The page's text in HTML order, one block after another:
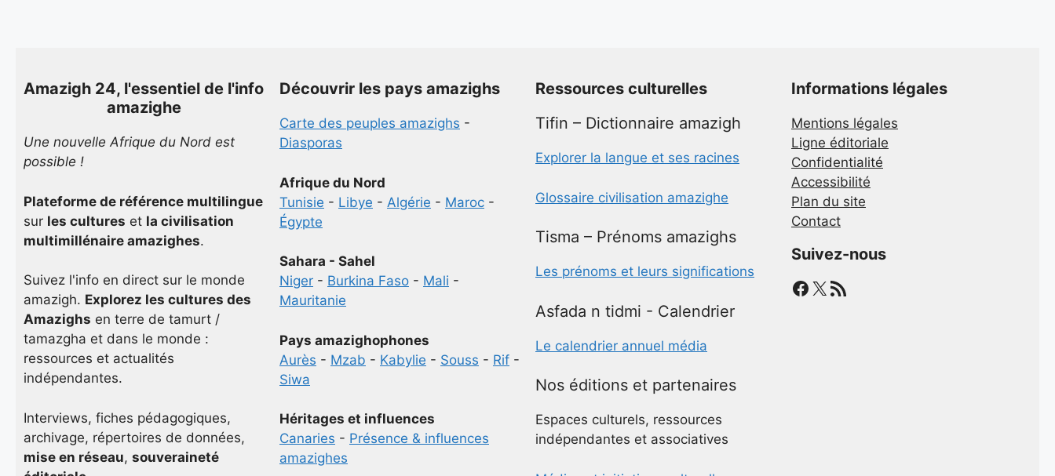
Amazigh 24, l'essentiel de l'info
amazighe
Une nouvelle Afrique du Nord est
possible !
Plateforme de référence multilingue
sur les cultures et la civilisation
multimillénaire amazighes.
Suivez l'info en direct sur le monde
amazigh. Explorez les cultures des
Amazighs en terre de tamurt /
tamazgha et dans le monde :
ressources et actualités
indépendantes.
Interviews, fiches pédagogiques,
archivage, répertoires de données,
mise en réseau, souveraineté
Découvrir les pays amazighs
Carte des peuples amazighs -
Diasporas
Afrique du Nord
Tunisie - Libye - Algérie - Maroc -
Égypte
Sahara - Sahel
Niger - Burkina Faso - Mali -
Mauritanie
Pays amazighophones
Aurès - Mzab - Kabylie - Souss - Rif -
Siwa
Héritages et influences
Canaries - Présence & influences
amazighes
Ressources culturelles
Tifin – Dictionnaire amazigh
Explorer la langue et ses racines
Glossaire civilisation amazighe
Tisma – Prénoms amazighs
Les prénoms et leurs significations
Asfada n tidmi - Calendrier
Le calendrier annuel média
Nos éditions et partenaires
Espaces culturels, ressources
indépendantes et associatives
Informations légales
Mentions légales
Ligne éditoriale
Confidentialité
Accessibilité
Plan du site
Contact
Suivez-nous
Facebook
X Flux RSS